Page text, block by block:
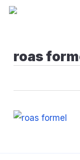
Skip
content
roas